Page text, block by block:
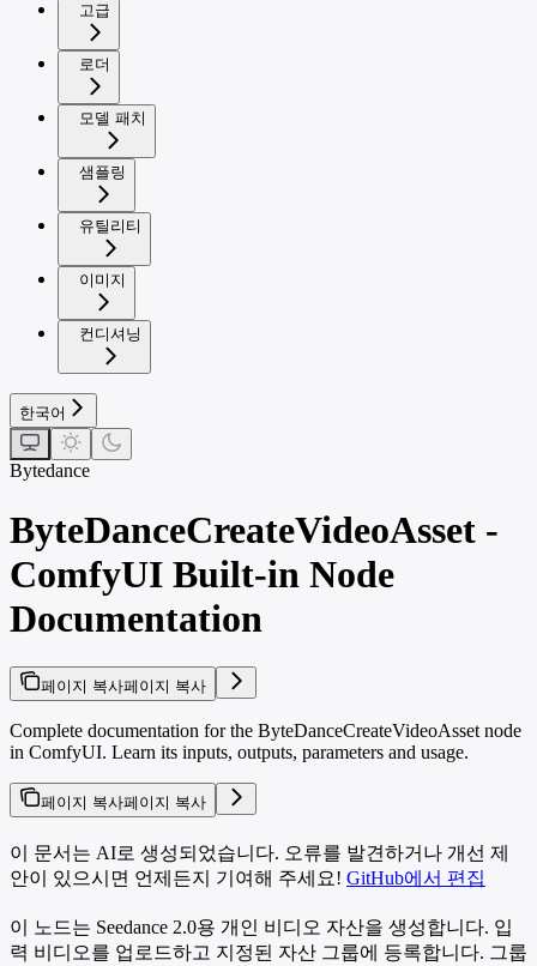
고급
로더
모델 패치
샘플링
유틸리티
이미지
컨디셔닝
한국어
Bytedance
ByteDanceCreateVideoAsset -
ComfyUI Built-in Node
Documentation
페이지 복사페이지 복사
Complete documentation for the ByteDanceCreateVideoAsset node
in ComfyUI. Learn its inputs, outputs, parameters and usage.
페이지 복사페이지 복사
이 문서는 AI로 생성되었습니다. 오류를 발견하거나 개선 제
안이 있으시면 언제든지 기여해 주세요! GitHub에서 편집
이 노드는 Seedance 2.0용 개인 비디오 자산을 생성합니다. 입
력 비디오를 업로드하고 지정된 자산 그룹에 등록합니다. 그룹